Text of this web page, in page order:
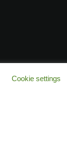
Cookie settings